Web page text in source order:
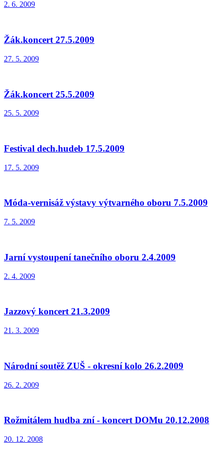
2. 6. 2009
Žák.koncert 27.5.2009
27. 5. 2009
Žák.koncert 25.5.2009
25. 5. 2009
Festival dech.hudeb 17.5.2009
17. 5. 2009
Móda-vernisáž výstavy výtvarného oboru 7.5.2009
7. 5. 2009
Jarní vystoupení tanečního oboru 2.4.2009
2. 4. 2009
Jazzový koncert 21.3.2009
21. 3. 2009
Národní soutěž ZUŠ - okresní kolo 26.2.2009
26. 2. 2009
Rožmitálem hudba zní - koncert DOMu 20.12.2008
20. 12. 2008